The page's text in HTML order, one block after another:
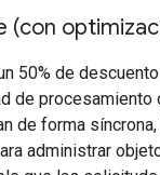
(con
50% de
de
de forma
administrar